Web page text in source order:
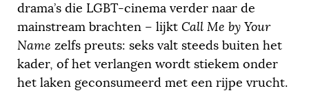
drama’s die LGBT-cinema verder naar de
mainstream brachten – lijkt Call Me by Your
Name zelfs preuts: seks valt steeds buiten het
kader, of het verlangen wordt stiekem onder
het laken geconsumeerd met een rijpe vrucht.